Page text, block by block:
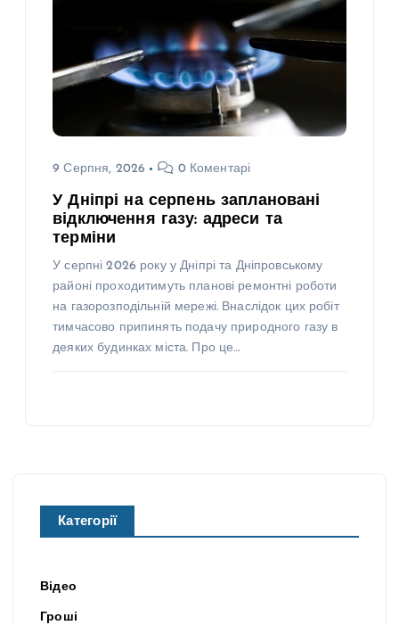
9 Серпня, 2026 0 Коментарі
У Дніпрі на серпень заплановані
відключення газу: адреси та
терміни
У серпні 2026 року у Дніпрі та Дніпровському
районі проходитимуть планові ремонтні роботи
на газорозподільній мережі. Внаслідок цих робіт
тимчасово припинять подачу природного газу в
деяких будинках міста. Про це…
Категорії
Відео
Гроші